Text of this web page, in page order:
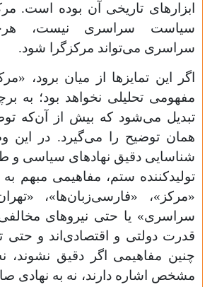
ابزارهای تاریخی آن بوده است.
سیاست سراسری نیست،
سراسری می‌تواند مرکزگرا شود.
اگر این تمایزها از میان برود،
مفهومی تحلیلی نخواهد بود؛ به
تبدیل می‌شود که بیش از آن‌که
همان توضیح را می‌گیرد. در این
شناسایی دقیق نهادهای سیاسی و
تولیدکننده ستم، مفاهیمی مبهم به
«مرکز»، «فارسی‌زبان‌ها»،
سراسری» یا حتی نیروهای
قدرت دولتی و اقتصادی‌اند و حتی
چنین مفاهیمی اگر دقیق نشوند،
مشخص اشاره دارند، نه به نهادی